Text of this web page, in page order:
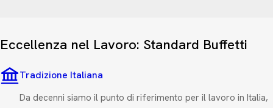
Eccellenza nel Lavoro: Standard Buffetti
Tradizione Italiana
Da decenni siamo il punto di riferimento per il lavoro in Italia,